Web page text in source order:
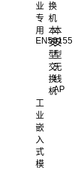
业
专
用
EN50155
换
机
本
安
型
交
换
机
本
安
型
无
线
AP
工
业
嵌
入
式
模